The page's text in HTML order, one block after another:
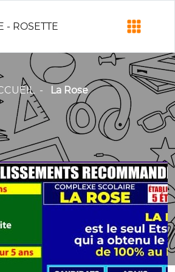
- ROSETTE
- La Rose
Next